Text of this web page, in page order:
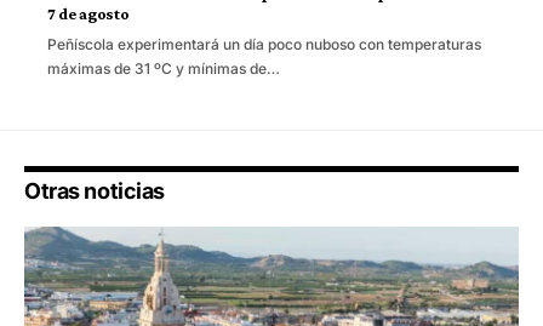
7 de agosto
Peñíscola experimentará un día poco nuboso con temperaturas
máximas de 31 ºC y mínimas de…
Otras noticias